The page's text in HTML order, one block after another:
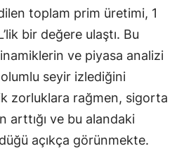
Hatay
Isparta
Mersin
İstanbul
toplam prim üretimi, 1
bir değere ulaştı. Bu
ve piyasa analizi
olumlu seyir izlediğini
zorluklara rağmen, sigorta
arttığı ve bu alandaki
açıkça görünmekte.